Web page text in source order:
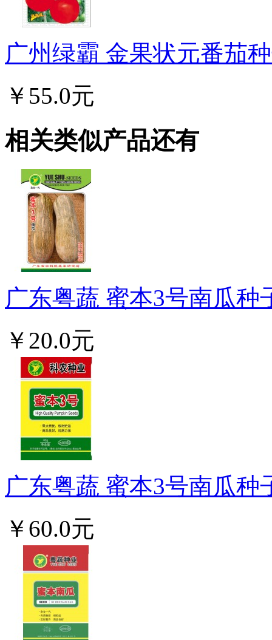
广州绿霸 金果状元番茄
￥55.0元
相关类似产品还有
广东粤蔬 蜜本3号南瓜种
￥20.0元
广东粤蔬 蜜本3号南瓜种
￥60.0元